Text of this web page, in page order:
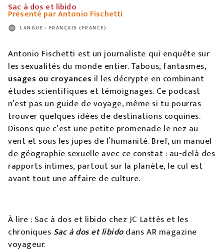
Sac à dos et libido
Présenté par Antonio Fischetti
language LANGUE : FRANÇAIS (FRANCE)
Antonio Fischetti est un journaliste qui enquête sur
les sexualités du monde entier. Tabous, fantasmes,
usages ou croyances il les décrypte en combinant
études scientifiques et témoignages. Ce podcast
n’est pas un guide de voyage, même si tu pourras
trouver quelques idées de destinations coquines.
Disons que c’est une petite promenade le nez au
vent et sous les jupes de l’humanité. Bref, un manuel
de géographie sexuelle avec ce constat : au-delà des
rapports intimes, partout sur la planète, le cul est
avant tout une affaire de culture.
À lire : Sac à dos et libido chez JC Lattès et les
chroniques Sac à dos et libidodans AR magazine
voyageur.